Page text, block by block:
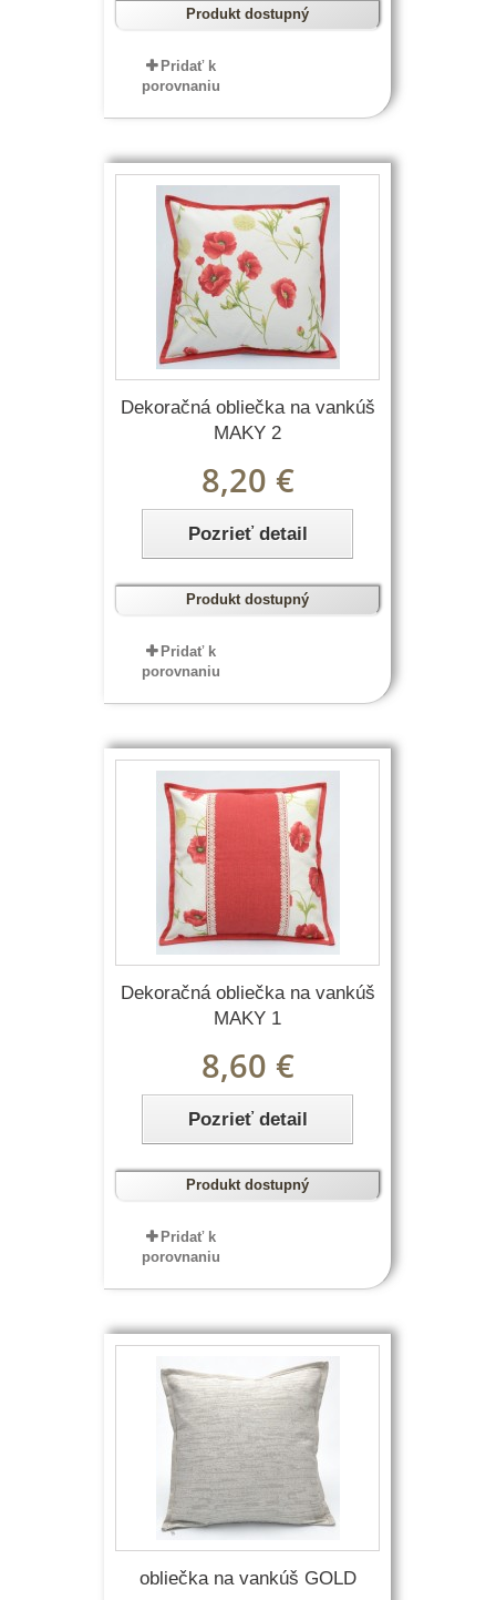
Produkt dostupný
Pridať k
porovnaniu
Dekoračná obliečka na vankúš
MAKY 2
8,20 €
Pozrieť detail
Produkt dostupný
Pridať k
porovnaniu
Dekoračná obliečka na vankúš
MAKY 1
8,60 €
Pozrieť detail
Produkt dostupný
Pridať k
porovnaniu
obliečka na vankúš GOLD